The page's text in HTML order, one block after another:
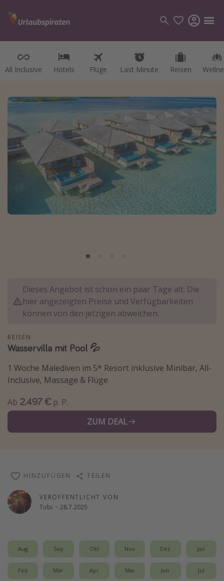
All Inclusive Hotels Flüge Last Minute Reisen
Kategorien
Reisen
Kreuzfahrten
Reiseziele
Alle Reiseziele
Österreich
Reisethemen
Alle Reisethemen
Städtereisen
Strandurlaub
Wellnessurlaub
Abenteuerurlaub
Kurzurlaub
Skiurlaub
Schönste Naturwunder der Welt
Digital Nomad Tipps
Beste Reiseziele 20225
Dieses Angebot ist schon ein paar Tage alt. Die
hier angezeigten Preise und Verfügbarkeiten
können von den jetzigen abweichen.
REISEN
Wasservilla mit Pool 💦
1 Woche Malediven im 5* Resort inklusive Minibar, All-
Inclusive, Massage & Flüge
Ab 2.497 € p. P.
ZUM DEAL
VERÖFFENTLICHT VON
Tobi · 28.7.2025
HINZUFÜGEN TEILEN
Aug Sep Okt Nov Dez Jan
Feb Mär Apr Mai Jun Jul